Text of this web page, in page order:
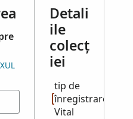
Detali
ile
colecț
iei
tip de
înregistrare:
Vital